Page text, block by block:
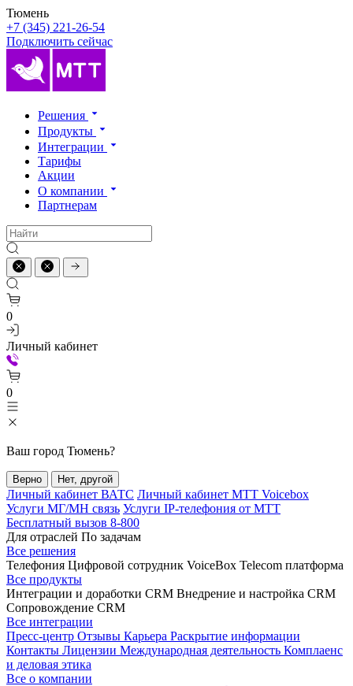
Тюмень
+7 (345) 221-26-54
Подключить сейчас
Решения
Продукты
Интеграции
Тарифы
Акции
О компании
Партнерам
0
Личный кабинет
0
Ваш город Тюмень?
Верно Нет, другой
Личный кабинет ВАТС Личный кабинет МТТ Voicebox
Услуги МГ/МН связь Услуги IP-телефония от МТТ
Бесплатный вызов 8-800
Для отраслей По задачам
Все решения
Телефония Цифровой сотрудник VoiceBox Telecom платформа
Все продукты
Интеграции и доработки CRM Внедрение и настройка CRM
Сопровождение CRM
Все интеграции
Пресс-центр Отзывы Карьера Раскрытие информации
Контакты Лицензии Международная деятельность Комплаенс
и деловая этика
Все о компании